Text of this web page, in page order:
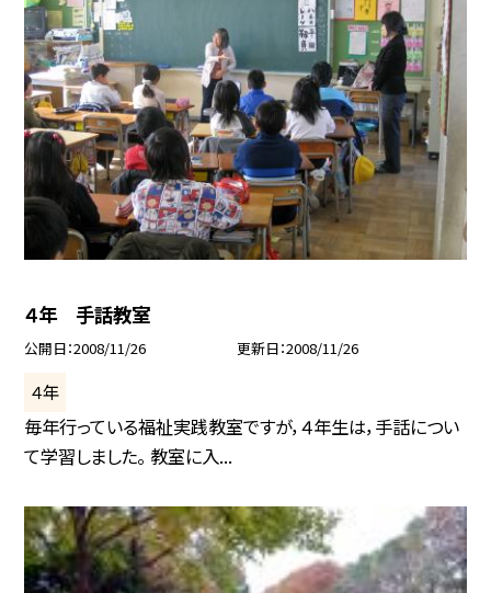
４年 手話教室
公開日 2008/11/26 更新日 2008/11/26
４年
毎年行っている福祉実践教室ですが，４年生は，手話につい
て学習しました。 教室に入...